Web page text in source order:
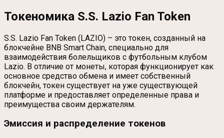
Токеномика S.S. Lazio Fan Token
S.S. Lazio Fan Token (LAZIO) – это токен, созданный на
блокчейне BNB Smart Chain, специально для
взаимодействия болельщиков с футбольным клубом
Lazio. В отличие от монеты, которая функционирует как
основное средство обмена и имеет собственный
блокчейн, токен существует на уже существующей
платформе и предоставляет определенные права и
преимущества своим держателям.
Эмиссия и распределение токенов